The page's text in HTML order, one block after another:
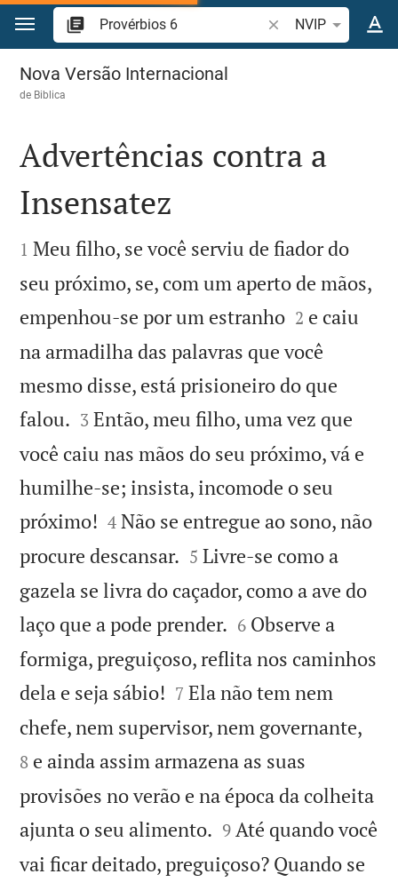
Ir para o conteúdo
Pesquise
NVIP
Provérbios 6
Nova Versão Internacional
de Biblica

Advertências contra a
Insensatez

1 Meu filho, se você serviu de fiador do
seu próximo, se, com um aperto de mãos,
empenhou-se por um estranho
2 e caiu
na armadilha das palavras que você
mesmo disse, está prisioneiro do que
falou. 

3 Então, meu filho, uma vez que
você caiu nas mãos do seu próximo, vá e
humilhe-se; insista, incomode o seu
próximo! 

4 Não se entregue ao sono, não
procure descansar. 

5 Livre-se como a
gazela se livra do caçador, como a ave do
laço que a pode prender. 

6 Observe a
formiga, preguiçoso, reflita nos caminhos
dela e seja sábio! 

7 Ela não tem nem
chefe, nem supervisor, nem governante,
8 e ainda assim armazena as suas
provisões no verão e na época da colheita
ajunta o seu alimento. 

9 Até quando você
vai ficar deitado, preguiçoso? Quando se